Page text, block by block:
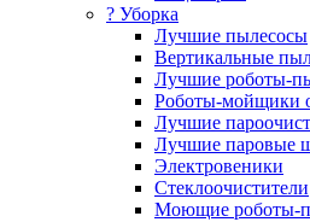
? Уборка
Лучшие пылесосы
Вертикальные
Лучшие роботы-
Роботы-мойщики
Лучшие
Лучшие паровые
Электровеники
Стеклоочистители
Моющие роботы-